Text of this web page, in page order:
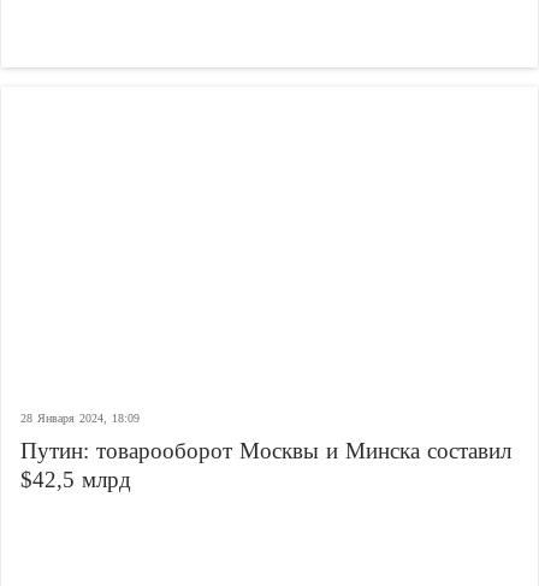
28 Января 2024, 18:09
Путин: товарооборот Москвы и Минска составил
$42,5 млрд